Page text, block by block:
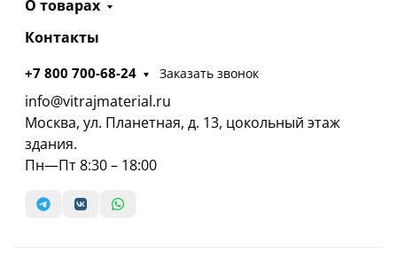
О товарах
Контакты
+7 800 700-68-24 Заказать звонок
info@vitrajmaterial.ru
Москва, ул. Планетная, д. 13, цокольный этаж
здания.
Пн—Пт 8:30 – 18:00